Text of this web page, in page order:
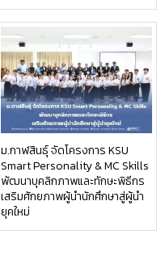
ม.กาฬสินธุ์ จัดโครงการ KSU
Smart Personality & MC Skills
พัฒนาบุคลิกภาพและทักษะพิธีกร
เสริมศักยภาพผู้นำนักศึกษาสู่ผู้นำ
ยุคใหม่